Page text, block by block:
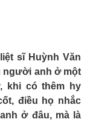
sĩ Huỳnh Văn
người anh ở một
khi có thêm hy
điều họ nhắc
ở đâu, mà là